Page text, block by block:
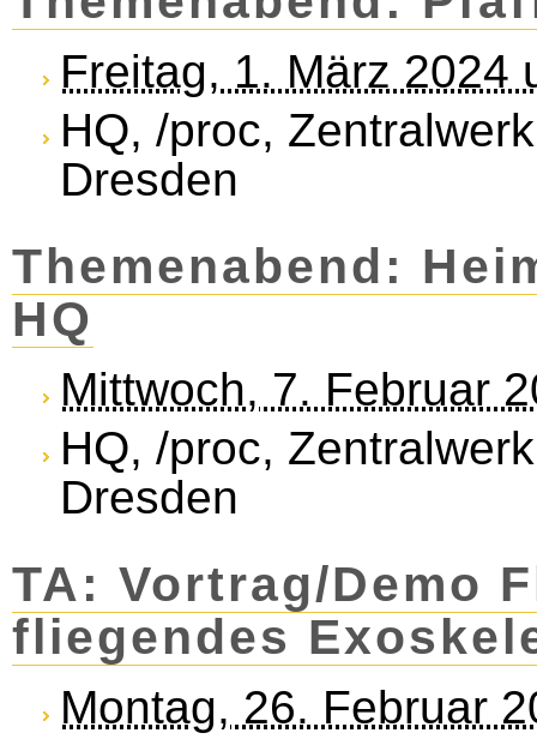
Freitag, 1. März 2024
HQ, /proc,
Dresden
Themenabend:
HQ
Mittwoch, 7. Februar
HQ, /proc,
Dresden
TA: Vortrag/Demo
fliegendes
Montag, 26. Februar